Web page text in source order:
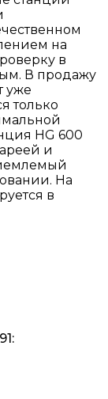
на
в
В продажу
уже
только
HG 600
и
На
в